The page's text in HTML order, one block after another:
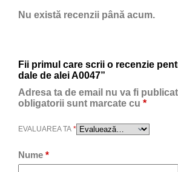
Nu există recenzii până acum.
Fii primul care scrii o recenzie
dale de alei A0047”
Adresa ta de email nu va fi
obligatorii sunt marcate cu *
EVALUAREA TA *
Nume *